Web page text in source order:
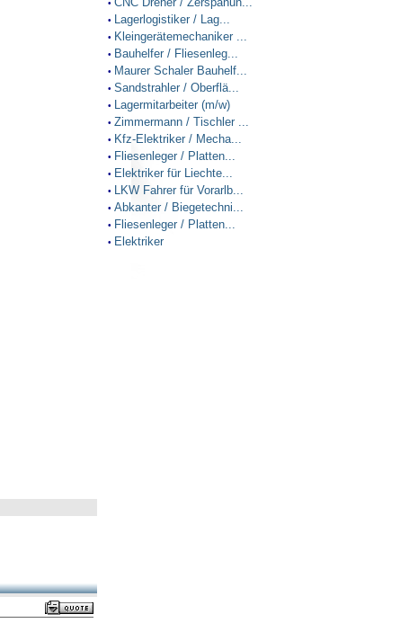
•
• Lagerlogistiker / Lag...
• Kleingerätemechaniker ...
• Bauhelfer / Fliesenleg...
• Maurer Schaler Bauhelf...
• Sandstrahler / Oberflä...
• Lagermitarbeiter (m/w)
• Zimmermann / Tischler ...
• Kfz-Elektriker / Mecha...
• Fliesenleger / Platten...
• Elektriker für Liechte...
• LKW Fahrer für Vorarlb...
• Abkanter / Biegetechni...
• Fliesenleger / Platten...
• Elektriker